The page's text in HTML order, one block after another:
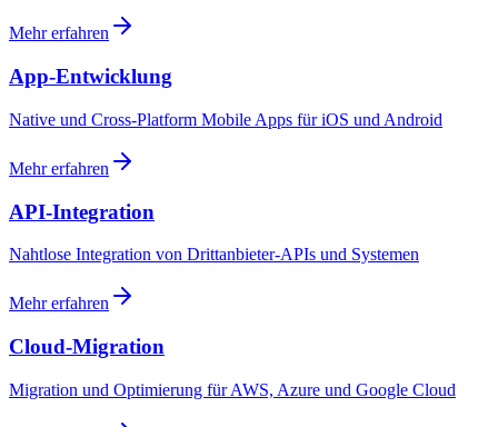
Mehr erfahren
App-Entwicklung
Native und Cross-Platform Mobile Apps für iOS und Android
Mehr erfahren
API-Integration
Nahtlose Integration von Drittanbieter-APIs und Systemen
Mehr erfahren
Cloud-Migration
Migration und Optimierung für AWS, Azure und Google Cloud